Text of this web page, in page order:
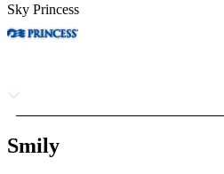
Sky Princess
Smily